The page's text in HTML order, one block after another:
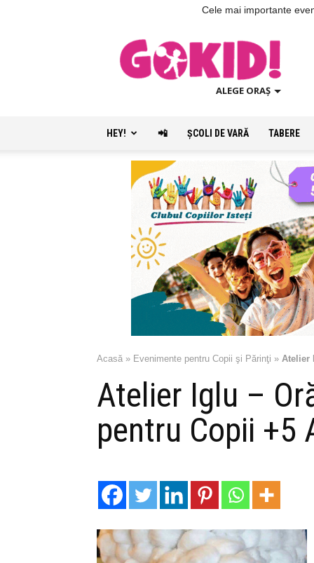
Cele mai importante
ALEGE ORAȘ
HEY! 📲 ŞCOLI DE VARĂ TABERE
Acasă » Evenimente pentru Copii şi Părinţi » Atelier
Atelier Iglu –
pentru Copii +5